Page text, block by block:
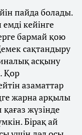
пайда болады.
кейінге
бармай қою
сақтандыру
асқыну
Қор
азаматтар
жарна арқылы
қағаз жүзінде
Бірақ ай